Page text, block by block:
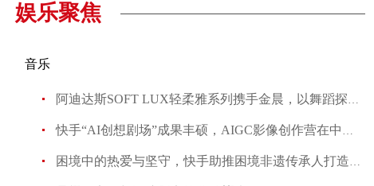
娱乐聚焦
音乐
阿迪达斯SOFT LUX轻柔雅系列携手金晨，以舞蹈探索东方柔
快手“AI创想剧场”成果丰硕，AIGC影像创作营在中国传媒
困境中的热爱与坚守，快手助推困境非遗传承人打造数字传